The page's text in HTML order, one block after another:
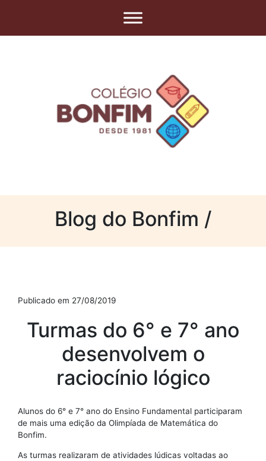
Blog do Bonfim /
Publicado em 27/08/2019
Turmas do 6° e 7° ano
desenvolvem o
raciocínio lógico
Alunos do 6° e 7° ano do Ensino Fundamental participaram
de mais uma edição da Olimpíada de Matemática do
Bonfim.
As turmas realizaram de atividades lúdicas voltadas ao